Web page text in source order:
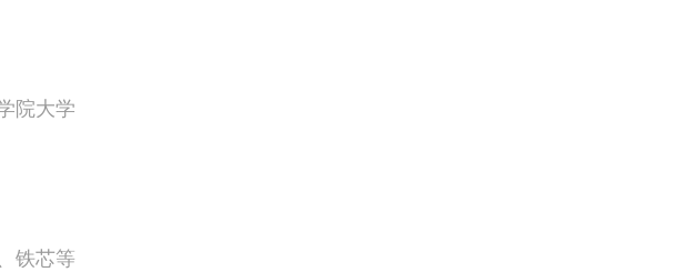
院大学
铁芯等